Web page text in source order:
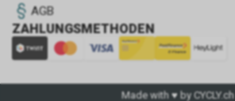
AGB
ZAHLUNGSMETHODEN
Made with ♥ by CYCLY.ch